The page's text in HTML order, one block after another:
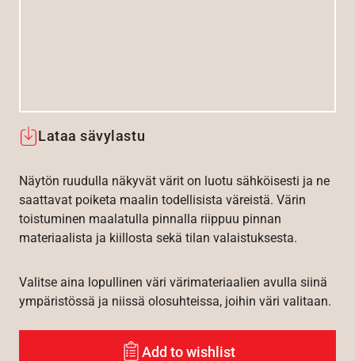
Lataa sävylastu
Näytön ruudulla näkyvät värit on luotu sähköisesti ja ne
saattavat poiketa maalin todellisista väreistä. Värin
toistuminen maalatulla pinnalla riippuu pinnan
materiaalista ja kiillosta sekä tilan valaistuksesta.
Valitse aina lopullinen väri värimateriaalien avulla siinä
ympäristössä ja niissä olosuhteissa, joihin väri valitaan.
Add to wishlist